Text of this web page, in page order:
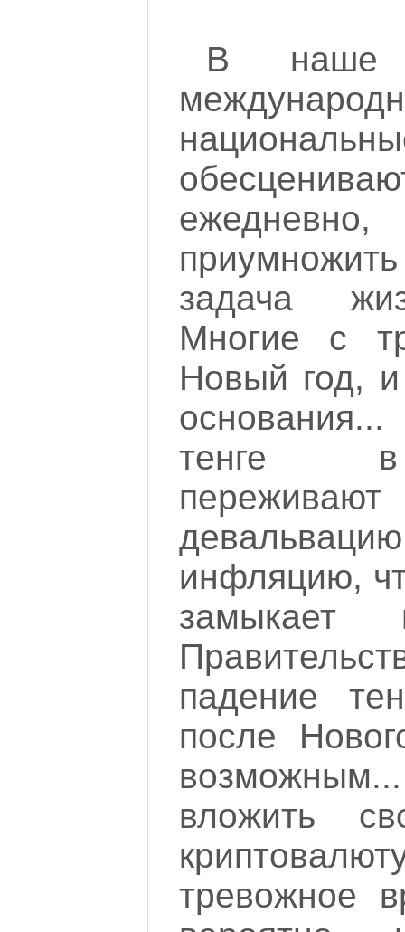
В наше
задача
Многие с
Новый год,
тенге в
инфляцию,
замыкает
падение
после
вложить
тревожное